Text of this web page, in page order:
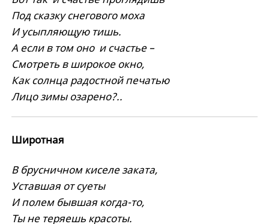
Под сказку снегового моха
И усыпляющую тишь.
А если в том оно и счастье –
Смотреть в широкое окно,
Как солнца радостной печатью
Лицо зимы озарено?..
Широтная
В брусничном киселе заката,
Уставшая от суеты
И полем бывшая когда-то,
Ты не теряешь красоты.